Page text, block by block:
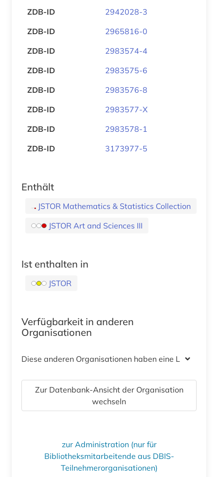
ZDB-ID
2942028-3
ZDB-ID
2965816-0
ZDB-ID
2983574-4
ZDB-ID
2983575-6
ZDB-ID
2983576-8
ZDB-ID
2983577-X
ZDB-ID
2983578-1
ZDB-ID
3173977-5
Enthält
JSTOR Mathematics & Statistics Collection
JSTOR Art and Sciences III
Ist enthalten in
JSTOR
Verfügbarkeit in anderen
Organisationen
Diese anderen Organisationen haben eine Lizenz
Zur Datenbank-Ansicht der Organisation
wechseln
zur Administration (nur für
Bibliotheksmitarbeitende aus DBIS-
Teilnehmerorganisationen)